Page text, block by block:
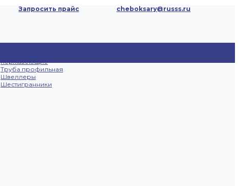
Запросить прайс cheboksary@russs.ru
нержавеющие
Труба профильная
Швеллеры
Шестигранники